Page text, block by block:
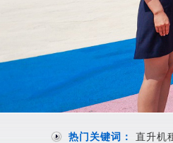
热门关键词： 直升机